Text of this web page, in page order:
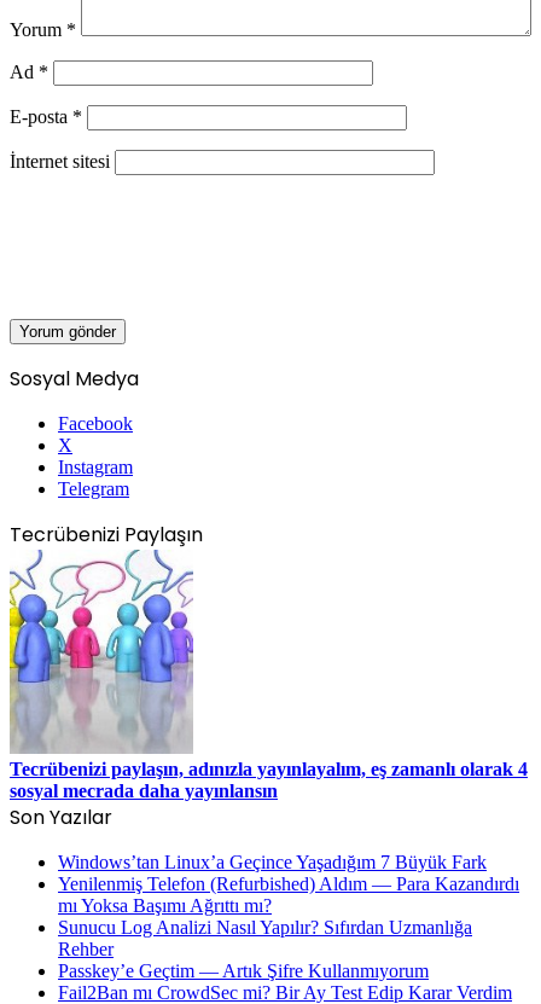
Yorum *
Ad *
E-posta *
İnternet sitesi
Sosyal Medya
Facebook
X
Instagram
Telegram
Tecrübenizi Paylaşın
Tecrübenizi paylaşın, adınızla yayınlayalım, eş zamanlı olarak 4
sosyal mecrada daha yayınlansın
Son Yazılar
Windows’tan Linux’a Geçince Yaşadığım 7 Büyük Fark
Yenilenmiş Telefon (Refurbished) Aldım — Para Kazandırdı
mı Yoksa Başımı Ağrıttı mı?
Sunucu Log Analizi Nasıl Yapılır? Sıfırdan Uzmanlığa
Rehber
Passkey’e Geçtim — Artık Şifre Kullanmıyorum
Fail2Ban mı CrowdSec mi? Bir Ay Test Edip Karar Verdim